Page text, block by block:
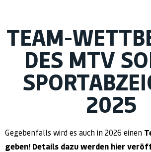
TEAM-
DES MTV
2025
Gegebenfalls wird es auch in 2026 einen
geben! Details dazu werden hier